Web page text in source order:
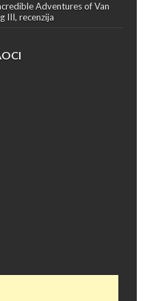
Adventures of Van
III, recenzija